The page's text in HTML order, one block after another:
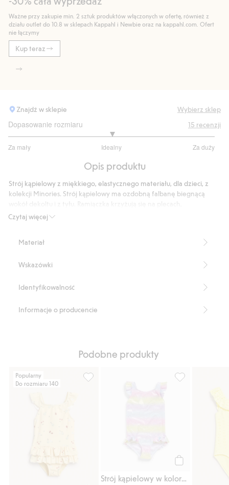
Ważne przy zakupie min. 2 sztuk produktów włączonych w ofertę, również z
działu outlet do 10.8 w sklepach Kappahl i Newbie oraz na kappahl.com. Ofert
nie łączymy
Kup teraz
Znajdź w sklepie Wybierz sklep
Dopasowanie rozmiaru
Za mały Idealny Za duży
na
12
głosów
15 recenzji
Opis produktu
Czytaj więcej
Strój kąpielowy z miękkiego, elastycznego materiału, dla dzieci, z
kolekcji Minories. Strój kąpielowy ma ozdobną falbanę biegnącą
zapewniając stabilne dopasowanie, nawet podczas aktywnej zabawy.
Falbany.
Numer artykułu
Materiał
Wskazówki
Identyfikowalność
Informacje o producencie
Podobne produkty
Popularny
Do rozmiaru 140
Strój kąpielowy we wzory, Dodaj do listy
Strój kąpielowy w kolorach tęczy